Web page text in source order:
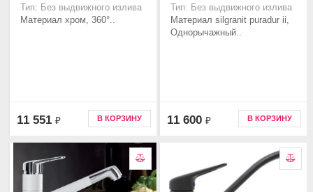
Тип: Без выдвижного излива
Материал хром, 360°..
11 551 ₽ В КОРЗИНУ
Тип: Без выдвижного излива
Материал silgranit puradur ii,
Однорычажный..
11 600 ₽ В КОРЗИНУ